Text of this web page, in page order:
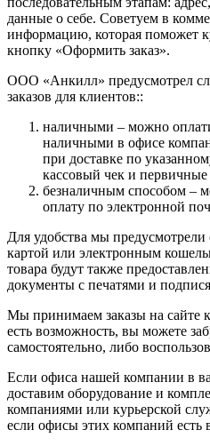
данные о себе. Советуем в
информацию, которая поможет
кнопку «Оформить заказ».
ООО «Анкилл» предусмотрел
заказов для клиентов::
наличными – можно
наличными в офисе
при доставке по
кассовый чек и первичные
безналичным способом –
оплату по электронной
Для удобства мы предусмотрели
картой или электронным
товара будут также
документы с печатями и
Мы принимаем заказы на сайте
есть возможность, вы можете
самостоятельно, либо
Если офиса нашей компании в
доставим оборудование и
компаниями или курьерской
если офисы этих компаний есть